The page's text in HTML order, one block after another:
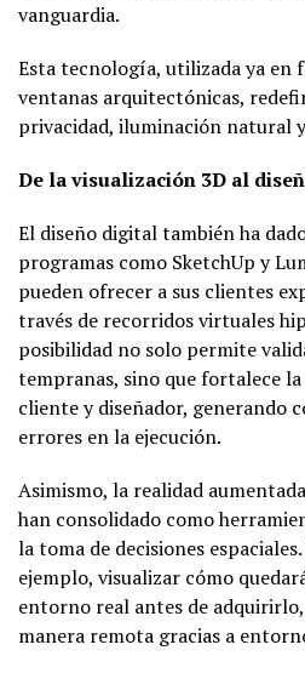
vanguardia.
Esta tecnología, utilizada ya en
ventanas arquitectónicas,
privacidad, iluminación natural
De la visualización 3D al
El diseño digital también ha
programas como SketchUp y
pueden ofrecer a sus clientes
través de recorridos virtuales
posibilidad no solo permite
tempranas, sino que fortalece
cliente y diseñador, generando
errores en la ejecución.
Asimismo, la realidad
han consolidado como
la toma de decisiones
ejemplo, visualizar cómo
entorno real antes de
manera remota gracias a